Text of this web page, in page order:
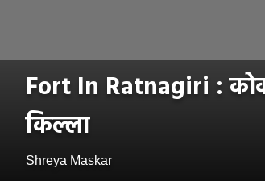
Fort In Ratnagiri :
किल्ला
Shreya Maskar